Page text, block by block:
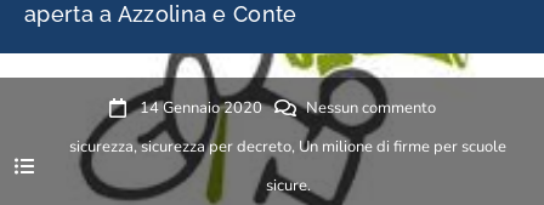
aperta a Azzolina e Conte
14 Gennaio 2020
Nessun commento
sicurezza,sicurezza per decreto, Un milione di firme per scuole
sicure.